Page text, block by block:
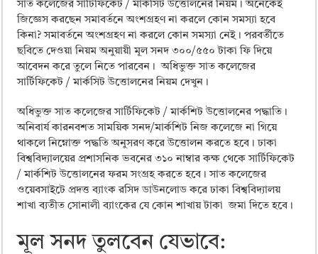
ময়মনসিংহ বোর্ড এইচএসসি রেজাল্ট ২০২৫ – HSC Result 2025 Mymensingh
দিনাজপুর বোর্ড এইচএসসি রেজাল্ট ২০২৫ – HSC Result 2025 Dinajpur Board
সিলেট বোর্ড এইচএসসি রেজাল্ট ২০২৫ – HSC Result 2025 Sylhet Board
সাত কলেজের সার্টিফিকেট / মার্কসিট উত্তোলনের নিয়ম। অনেকেই
জিজ্ঞেস করছেন সমাবর্তনে অংশগ্রহণ না করলে কোন সমস্যা হবে
কিনা? সমাবর্তনে অংশগ্রহণ না করলে কোন সমস্যা নেই। পরবর্তীতে
ছবিতে দেওয়া নিয়ম অনুয়ায়ী মূল সনদ ৩০০/৫৫০ টাকা ফি দিয়ে
আবেদন করে তুলে নিতে পারবেন। অধিভুক্ত সাত কলেজের
সার্টিফিকেট / মার্কসিট উত্তোলনের নিয়ম দেখুন।
অধিভুক্ত সাত কলেজের সার্টিফিকেট / মার্কশিট উত্তোলনের পদ্ধাতি।
অনিবার্য কারনবশত সাময়িক সনদ/মার্কশিট নিজ কলেজে না গিয়ে
থাকলে নিম্নোক্ত পদ্ধতি অনুসরণ করে উত্তোলন করতে হবে। ঢাকা
বিশ্ববিদ্যালয়ের প্রশাসনিক ভবনের ৩১০ নাম্বার কক্ষ থেকে সার্টিফিকেট
/ মার্কশিট উত্তোলনের ফরম সংগ্রহ করতে হবে। সাত কলেজের
ওয়েবসাইটে প্রদত্ত ব্যাংক রসিদ ডাউনলোড করে ঢাকা বিশ্ববিদ্যালয়
শাখা ব্যতীত সোনালী ব্যাংকের যে কোন শাখায় টাকা জমা দিতে হবে।
মূল সনদ তুলবেন যেভাবে: